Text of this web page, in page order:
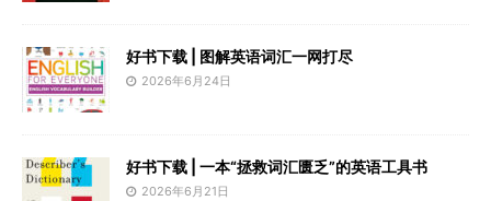
好书下载 | 图解英语词汇一网打尽
2026年6月24日
好书下载 | 一本“拯救词汇匮乏”的英语工具书
2026年6月21日